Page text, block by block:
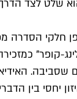
שלט לצד
שסביבה.
יחסי בין